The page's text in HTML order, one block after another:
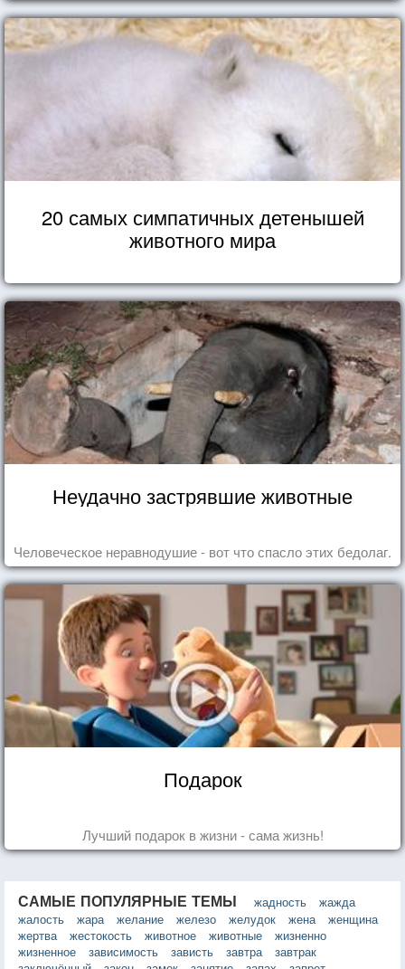
20 самых симпатичных детенышей
животного мира
Неудачно застрявшие животные
Человеческое неравнодушие - вот что спасло этих бедолаг.
Подарок
Лучший подарок в жизни - сама жизнь!
САМЫЕ ПОПУЛЯРНЫЕ ТЕМЫ жадность
жажда
жалость
жара желание железо желудок жена
женщина
жертва
жестокость животное животные
жизненно
жизненное
зависимость зависть завтра
завтрак